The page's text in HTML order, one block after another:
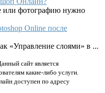
или фотографию нужно
Online после
«Управление слоями» в ...
сайт является
какие-либо услуги.
доступен по адресу